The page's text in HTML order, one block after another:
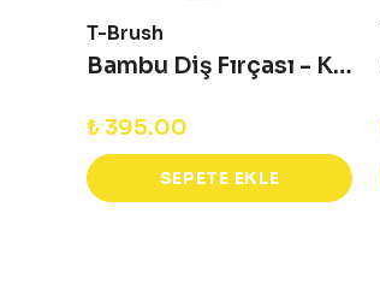
T-Brush
Bambu Diş Fırçası - Kahverengi
₺ 395.00
SEPETE EKLE